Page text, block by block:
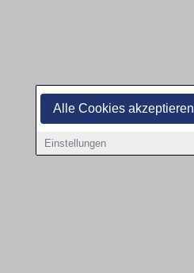
Alle Cookies akzeptieren
Einstellungen